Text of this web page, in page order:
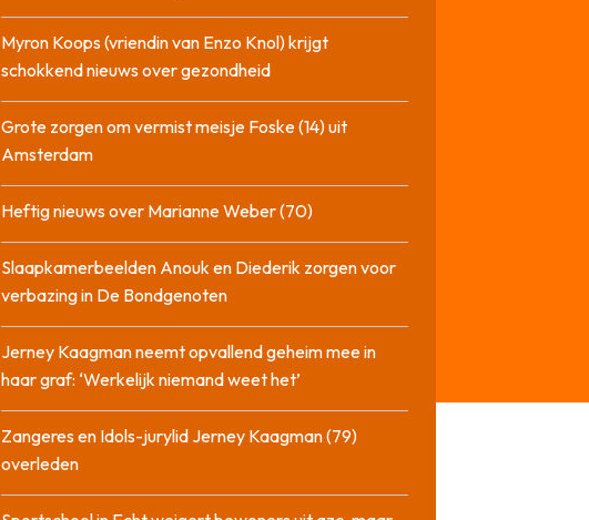
Myron Koops (vriendin van Enzo Knol) krijgt
schokkend nieuws over gezondheid
Grote zorgen om vermist meisje Foske (14) uit
Amsterdam
Heftig nieuws over Marianne Weber (70)
Slaapkamerbeelden Anouk en Diederik zorgen voor
verbazing in De Bondgenoten
Jerney Kaagman neemt opvallend geheim mee in
haar graf: ‘Werkelijk niemand weet het’
Zangeres en Idols-jurylid Jerney Kaagman (79)
overleden